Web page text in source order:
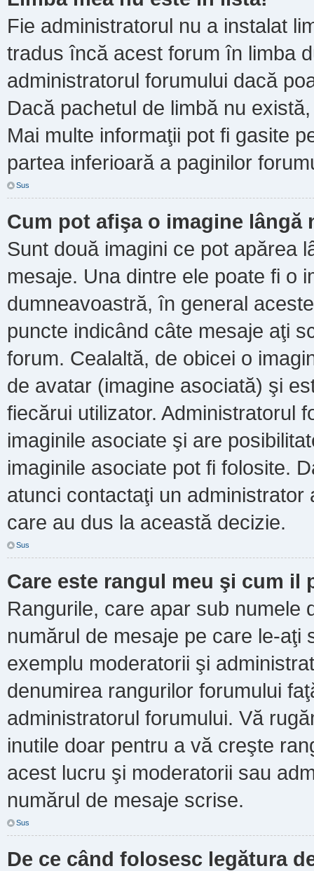
Fie administratorul nu a instalat
tradus încă acest forum în limba
administratorul forumului dacă
Dacă pachetul de limbă nu
Mai multe informaţii pot fi gasite
partea inferioară a paginilor
Sus
Cum pot afişa o imagine lângă
Sunt două imagini ce pot apărea
mesaje. Una dintre ele poate fi o
dumneavoastră, în general
puncte indicând câte mesaje aţi
forum. Cealaltă, de obicei o
de avatar (imagine asociată) şi
fiecărui utilizator. Administratorul
imaginile asociate şi are
imaginile asociate pot fi folosite.
atunci contactaţi un
care au dus la această decizie.
Sus
Care este rangul meu şi cum il
Rangurile, care apar sub numele
numărul de mesaje pe care le-aţi
exemplu moderatorii şi
denumirea rangurilor forumului
administratorul forumului. Vă
inutile doar pentru a vă creşte
acest lucru şi moderatorii sau
numărul de mesaje scrise.
Sus
De ce când folosesc legătura